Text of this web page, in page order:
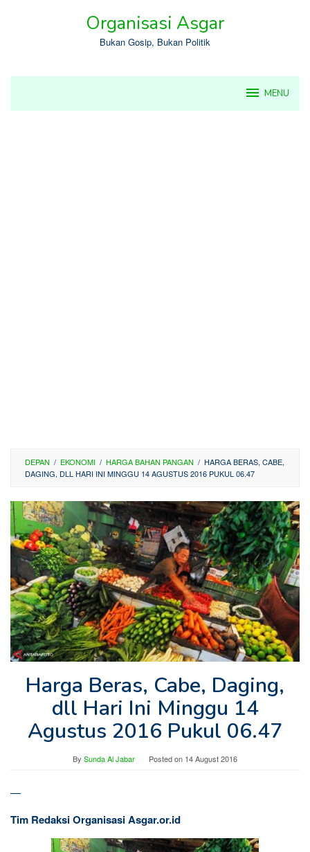
Organisasi Asgar
Bukan Gosip, Bukan Politik
MENU
DEPAN / EKONOMI / HARGA BAHAN PANGAN / HARGA BERAS, CABE,
DAGING, DLL HARI INI MINGGU 14 AGUSTUS 2016 PUKUL 06.47
Harga Beras, Cabe, Daging,
dll Hari Ini Minggu 14
Agustus 2016 Pukul 06.47
By Sunda Al Jabar Posted on 14 August 2016
—
Tim Redaksi Organisasi Asgar.or.id